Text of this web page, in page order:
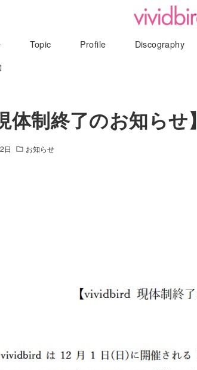
Topic Profile Discography
体制終了のお知らせ】
日 お知らせ